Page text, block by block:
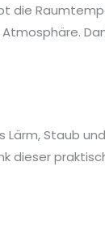
die
Staub
dieser